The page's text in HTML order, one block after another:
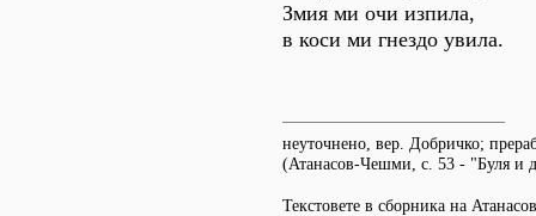
Змия ми очи изпила,
в коси ми гнездо увила.
неуточнено, вер. Добричко;
(Атанасов-Чешми, с. 53 - "Буля и
Текстовете в сборника на